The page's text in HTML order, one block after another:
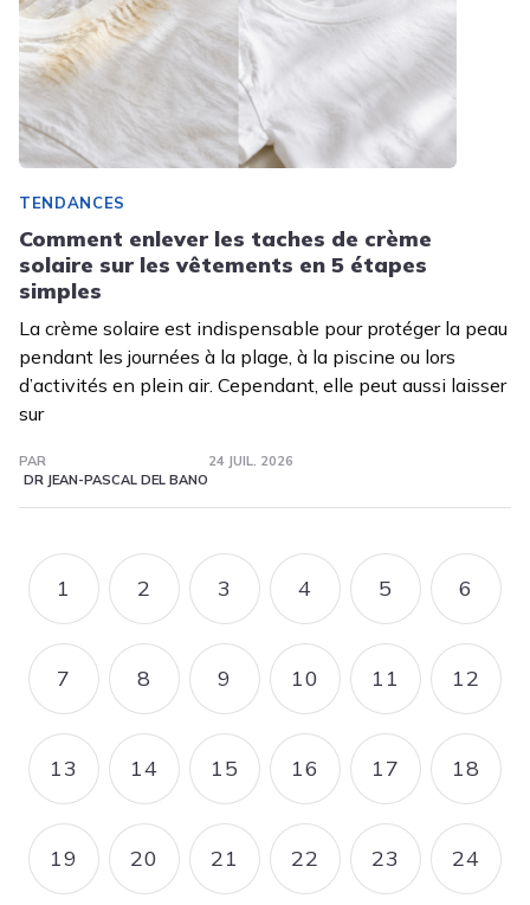
TENDANCES
Comment enlever les taches de crème
solaire sur les vêtements en 5 étapes
simples
La crème solaire est indispensable pour protéger la peau
pendant les journées à la plage, à la piscine ou lors
d’activités en plein air. Cependant, elle peut aussi laisser
sur
PAR
DR JEAN-PASCAL DEL BANO
24 JUIL. 2026
Pagination
PAGE
1 PAGE
2 PAGE
3 PAGE
4 PAGE
5 PAGE
6
PAGE
7 PAGE
8 PAGE
9 PAGE
10 PAGE
11 PAGE
12
PAGE
13 PAGE
14 PAGE
15 PAGE
16 PAGE
17 PAGE
18
PAGE
19 PAGE
20 PAGE
21 PAGE
22 PAGE
23 PAGE
24